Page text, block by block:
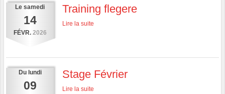
Le samedi
14
FÉVR. 2026
Training flegere
Lire la suite
Du lundi
09
Stage Février
Lire la suite